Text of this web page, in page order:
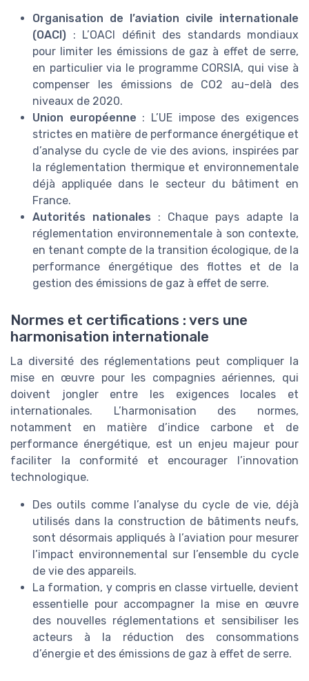
Organisation de l’aviation civile internationale
(OACI) : L’OACI définit des standards mondiaux
pour limiter les émissions de gaz à effet de serre,
en particulier via le programme CORSIA, qui vise à
compenser les émissions de CO2 au-delà des
niveaux de 2020.
Union européenne : L’UE impose des exigences
strictes en matière de performance énergétique et
d’analyse du cycle de vie des avions, inspirées par
la réglementation thermique et environnementale
déjà appliquée dans le secteur du bâtiment en
France.
Autorités nationales : Chaque pays adapte la
réglementation environnementale à son contexte,
en tenant compte de la transition écologique, de la
performance énergétique des flottes et de la
gestion des émissions de gaz à effet de serre.
Normes et certifications : vers une
harmonisation internationale
La diversité des réglementations peut compliquer la
mise en œuvre pour les compagnies aériennes, qui
doivent jongler entre les exigences locales et
internationales. L’harmonisation des normes,
notamment en matière d’indice carbone et de
performance énergétique, est un enjeu majeur pour
faciliter la conformité et encourager l’innovation
technologique.
Des outils comme l’analyse du cycle de vie, déjà
utilisés dans la construction de bâtiments neufs,
sont désormais appliqués à l’aviation pour mesurer
l’impact environnemental sur l’ensemble du cycle
de vie des appareils.
La formation, y compris en classe virtuelle, devient
essentielle pour accompagner la mise en œuvre
des nouvelles réglementations et sensibiliser les
acteurs à la réduction des consommations
d’énergie et des émissions de gaz à effet de serre.